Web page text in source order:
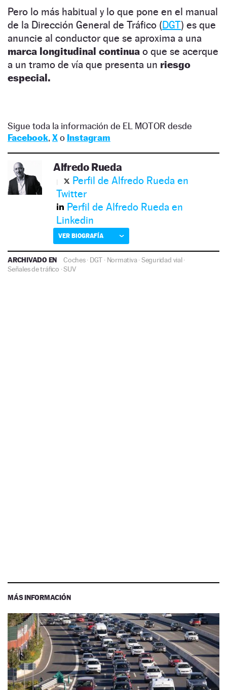
Pero lo más habitual y lo que pone en el manual
de la Dirección General de Tráfico (DGT) es que
anuncie al conductor que se aproxima a una
marca longitudinal continua o que se acerque
a un tramo de vía que presenta un riesgo
especial.
Sigue toda la información de EL MOTOR desde
Facebook, Xo Instagram
Alfredo Rueda
Perfil de Alfredo Rueda en
Twitter
Perfil de Alfredo Rueda en
Linkedin
VER BIOGRAFÍA
ARCHIVADO EN Coches· DGT · Normativa·Seguridad vial·
Señales de tráfico ·SUV
MÁS INFORMACIÓN